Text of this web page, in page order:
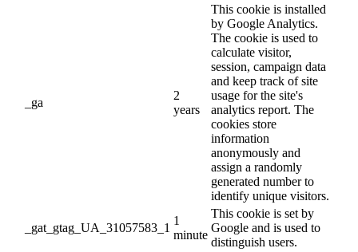
_ga
2
years
This cookie is installed
by Google Analytics.
The cookie is used to
calculate visitor,
session, campaign data
and keep track of site
usage for the site's
analytics report. The
cookies store
information
anonymously and
assign a randomly
generated number to
identify unique visitors.
_gat_gtag_UA_31057583_1
1
minute
This cookie is set by
Google and is used to
distinguish users.